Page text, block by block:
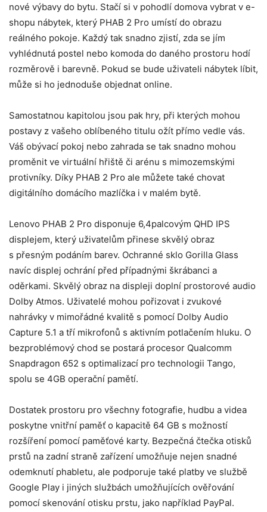
nové výbavy do bytu. Stačí si v pohodlí domova vybrat v e-
shopu nábytek, který PHAB 2 Pro umístí do obrazu
reálného pokoje. Každý tak snadno zjistí, zda se jím
vyhlédnutá postel nebo komoda do daného prostoru hodí
rozměrově i barevně. Pokud se bude uživateli nábytek líbit,
může si ho jednoduše objednat online.
Samostatnou kapitolou jsou pak hry, při kterých mohou
postavy z vašeho oblíbeného titulu ožít přímo vedle vás.
Váš obývací pokoj nebo zahrada se tak snadno mohou
proměnit ve virtuální hřiště či arénu s mimozemskými
protivníky. Díky PHAB 2 Pro ale můžete také chovat
digitálního domácího mazlíčka i v malém bytě.
Lenovo PHAB 2 Pro disponuje 6,4palcovým QHD IPS
displejem, který uživatelům přinese skvělý obraz
s přesným podáním barev. Ochranné sklo Gorilla Glass
navíc displej ochrání před případnými škrábanci a
oděrkami. Skvělý obraz na displeji doplní prostorové audio
Dolby Atmos. Uživatelé mohou pořizovat i zvukové
nahrávky v mimořádné kvalitě s pomocí Dolby Audio
Capture 5.1 a tří mikrofonů s aktivním potlačením hluku. O
bezproblémový chod se postará procesor Qualcomm
Snapdragon 652 s optimalizací pro technologii Tango,
spolu se 4GB operační pamětí.
Dostatek prostoru pro všechny fotografie, hudbu a videa
poskytne vnitřní paměť o kapacitě 64 GB s možností
rozšíření pomocí paměťové karty. Bezpečná čtečka otisků
prstů na zadní straně zařízení umožňuje nejen snadné
odemknutí phabletu, ale podporuje také platby ve službě
Google Play i jiných službách umožňujících ověřování
pomocí skenování otisku prstu, jako například PayPal.